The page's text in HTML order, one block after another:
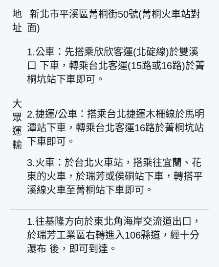
地
址
新北市平溪區菁桐街50號(菁桐火車站對
面)
大
眾
運
輸
1.公車：先搭乘欣欣客運(北碇線)於雙溪
口 下車，轉乘台北客運(15路或16路)於菁
桐坑站下車即可。
2.捷運/公車：搭乘台北捷運木柵線於馬明
潭站下車，轉乘台北客運16路於菁桐坑站
下車即可。
3.火車：於台北火車站，搭乘往宜蘭、花
東的火車，於瑞芳或侯硐站下車，轉搭平
溪線火車至菁桐站下車即可。
1.往基隆方向於東北角海岸交流道出口，
於瑞芳工業區右轉進入106縣道，經十分
瀑布 後，即可到達。